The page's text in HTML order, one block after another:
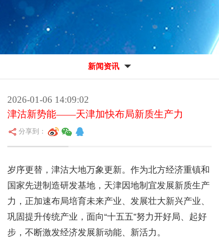
新闻资讯
2026-01-06 14:09:02
津沽新势能——天津加快布局新质生产力
分享到：
岁序更替，津沽大地万象更新。作为北方经济重镇和
国家先进制造研发基地，天津因地制宜发展新质生产
力，正加速布局培育未来产业、发展壮大新兴产业、
巩固提升传统产业，面向“十五五”努力开好局、起好
步，不断激发经济发展新动能、新活力。